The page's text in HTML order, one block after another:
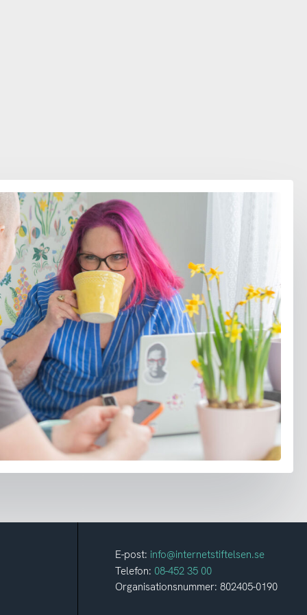
E-post: info@internetstiftelsen.se
Telefon: 08-452 35 00
Organisationsnummer: 802405-0190